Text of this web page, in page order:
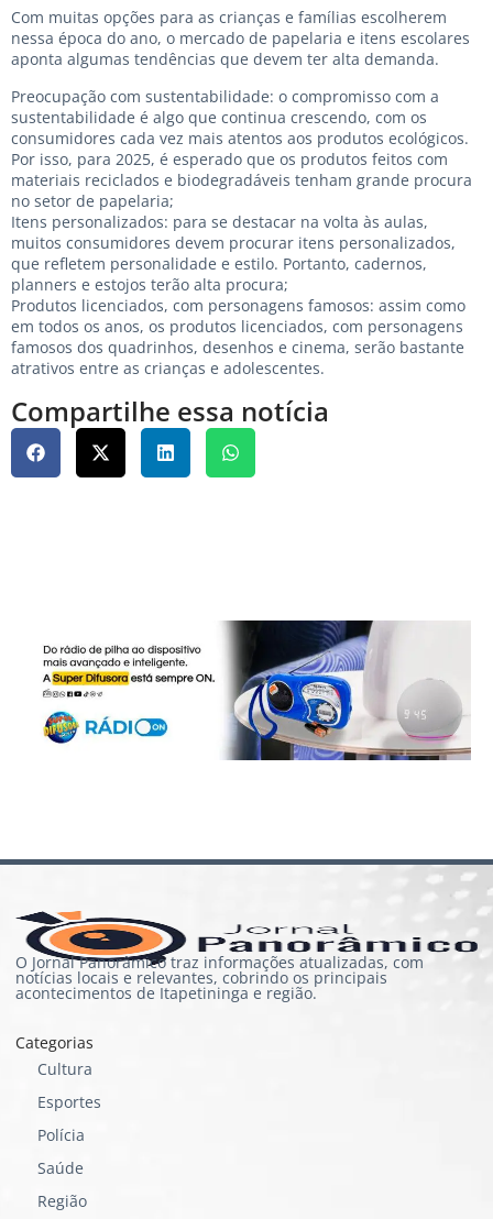
Com muitas opções para as crianças e famílias escolherem
nessa época do ano, o mercado de papelaria e itens escolares
aponta algumas tendências que devem ter alta demanda.
Preocupação com sustentabilidade: o compromisso com a
sustentabilidade é algo que continua crescendo, com os
consumidores cada vez mais atentos aos produtos ecológicos.
Por isso, para 2025, é esperado que os produtos feitos com
materiais reciclados e biodegradáveis tenham grande procura
no setor de papelaria;
Itens personalizados: para se destacar na volta às aulas,
muitos consumidores devem procurar itens personalizados,
que refletem personalidade e estilo. Portanto, cadernos,
planners e estojos terão alta procura;
Produtos licenciados, com personagens famosos: assim como
em todos os anos, os produtos licenciados, com personagens
famosos dos quadrinhos, desenhos e cinema, serão bastante
atrativos entre as crianças e adolescentes.
Compartilhe essa notícia
O Jornal Panorâmico traz informações atualizadas, com
notícias locais e relevantes, cobrindo os principais
acontecimentos de Itapetininga e região.
Categorias
Cultura
Esportes
Polícia
Saúde
Região